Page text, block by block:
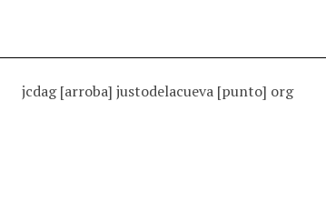
jcdag [arroba] justodelacueva [punto] org